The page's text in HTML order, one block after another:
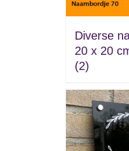
Diverse
20 x 20
(2)